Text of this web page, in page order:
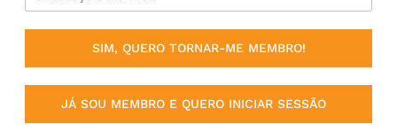
SIM, QUERO TORNAR-ME MEMBRO!
JÁ SOU MEMBRO E QUERO INICIAR SESSÃO